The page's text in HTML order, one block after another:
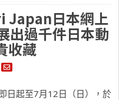
Japan日本網上
出過千件日本動
收藏
日起至7月12日（日）， 於